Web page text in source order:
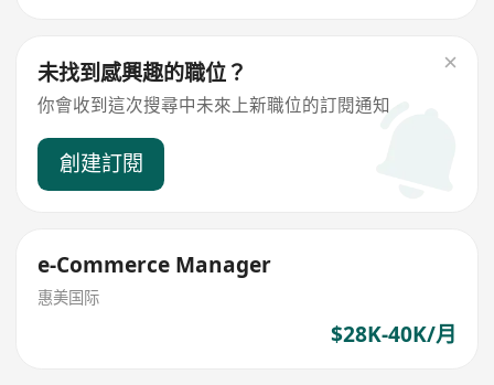
未找到感興趣的職位？
你會收到這次搜尋中未來上新職位的訂閱通知
創建訂閱
e-Commerce Manager
惠美国际
$28K-40K/月